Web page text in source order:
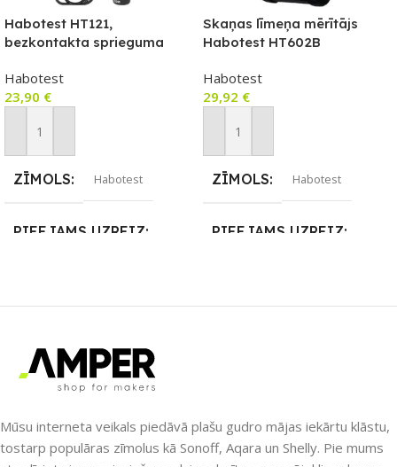
Habotest HT121,
bezkontakta sprieguma
NCV, True RMS
Habotest
23,90 €
Pievienot Grozam
ZĪMOLS Habotest
PIEEJAMS UZREIZ
SKAITS
Skaņas līmeņa mērītājs
Habotest HT602B
Habotest
29,92 €
Pievienot Grozam
ZĪMOLS Habotest
PIEEJAMS UZREIZ
Mūsu interneta veikals piedāvā plašu gudro mājas iekārtu klāstu,
tostarp populāras zīmolus kā Sonoff, Aqara un Shelly. Pie mums